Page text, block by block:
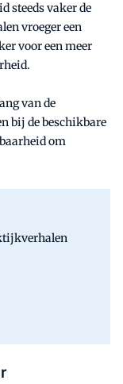
steeds vaker de
vroeger een
voor een meer
van de
bij de beschikbare
om